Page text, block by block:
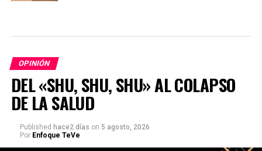
OPINIÓN
DEL «SHU, SHU, SHU» AL COLAPSO
DE LA SALUD
Published hace2 días on 5 agosto, 2026
Por Enfoque TeVe